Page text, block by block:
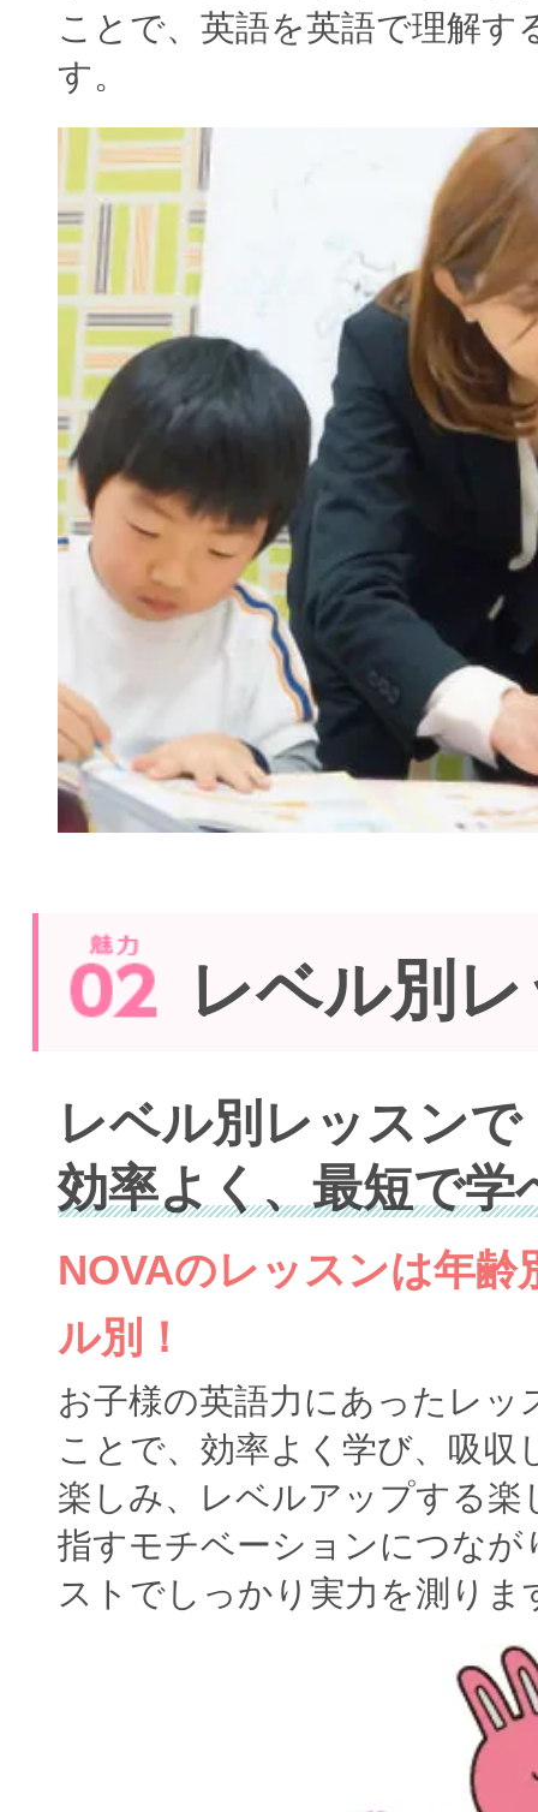
ことで、英語を英語で理解す
す。
レベル別
レベル別レッスンで
効率よく、最短で学
NOVAのレッスンは年齢
ル別！
お子様の英語力にあったレッ
ことで、効率よく学び、吸収
楽しみ、レベルアップする楽
指すモチベーションにつなが
ストでしっかり実力を測りま